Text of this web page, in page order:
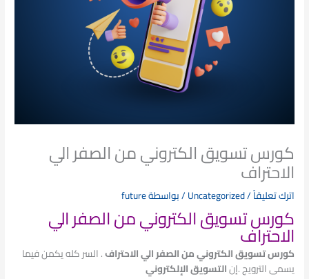
كورس تسويق الكتروني من الصفر الي
الاحتراف
اترك تعليقاً/
Uncategorized/ بواسطةfuture
كورس تسويق الكتروني من الصفر الي
الاحتراف
كورس تسويق الكتروني من الصفر الي الاحتراف. السر كله يكمن فيما
يسمى الترويج .إنالتسويق الإلكتروني